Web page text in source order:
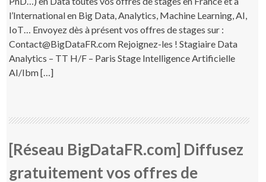
l’International en Big Data, Analytics, Machine Learning, AI,
IoT… Envoyez dès à présent vos offres de stages sur :
Contact@BigDataFR.com Rejoignez-les ! Stagiaire Data
Analytics – TT H/F – Paris Stage Intelligence Artificielle
AI/Ibm […]
[Réseau BigDataFR.com] Diffusez
gratuitement vos offres de